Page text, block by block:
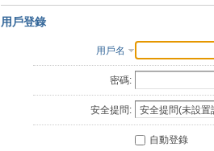
用戶登錄
用戶名
密碼:
安全提問:
自動登錄